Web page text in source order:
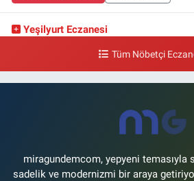
Yeşilyurt Eczanesi
Şenlikköy Mahallesi Eski Halkalı Caddesi 33
0 (212) 574 24 20
Tüm Nöbetçi
miragundemcom, yepyeni temasıyla
sadelik ve modernizmi bir araya